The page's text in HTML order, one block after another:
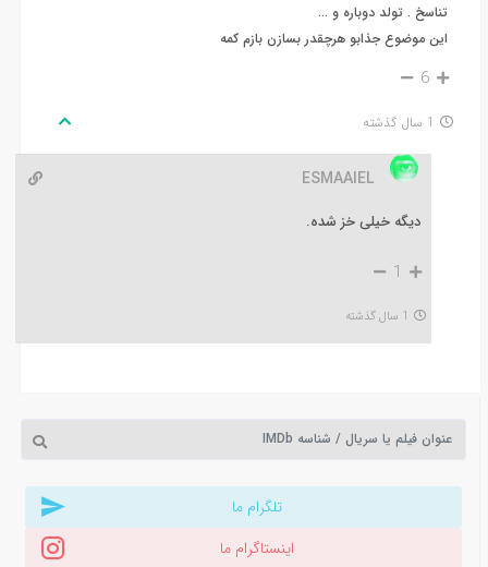
تناسخ . تولد دوباره و …
این موضوع جذابو هرچقدر بسازن بازم کمه
6
1 سال گذشته
ESMAAIEL
دیگه خیلی خز شده.
1
1 سال گذشته
تلگرام ما
اینستاگرام ما